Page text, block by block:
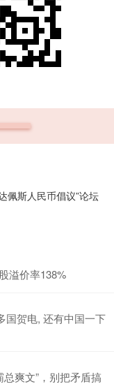
佩斯人民币倡议”论坛
溢价率138%
国贺电, 还有中国一下
爽文”，别把矛盾搞